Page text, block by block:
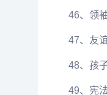
46、领
47、友
48、孩
49、宪